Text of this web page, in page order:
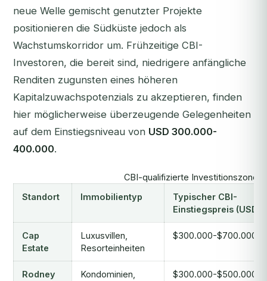
neue Welle gemischt genutzter Projekte
positionieren die Südküste jedoch als
Wachstumskorridor um. Frühzeitige CBI-
Investoren, die bereit sind, niedrigere anfängliche
Renditen zugunsten eines höheren
Kapitalzuwachspotenzials zu akzeptieren, finden
hier möglicherweise überzeugende Gelegenheiten
auf dem Einstiegsniveau von USD 300.000-
400.000.
CBI-qualifizierte Investitionszonen
Standort
Immobilientyp
Typischer CBI-
Einstiegspreis (USD)
Cap
Estate
Luxusvillen,
Resorteinheiten
$300.000-$700.000+
Rodney
Kondominien,
$300.000-$500.000